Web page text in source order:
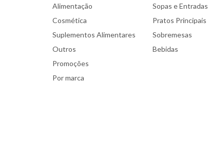
Alimentação
Cosmética
Suplementos Alimentares
Outros
Promoções
Por marca
Sopas e Entradas
Pratos Principais
Sobremesas
Bebidas